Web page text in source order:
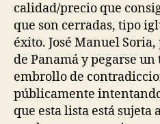
calidad/precio que
que son cerradas, tipo
éxito. José Manuel
de Panamá y pegarse
embrollo de
públicamente
que esta lista está sujeta